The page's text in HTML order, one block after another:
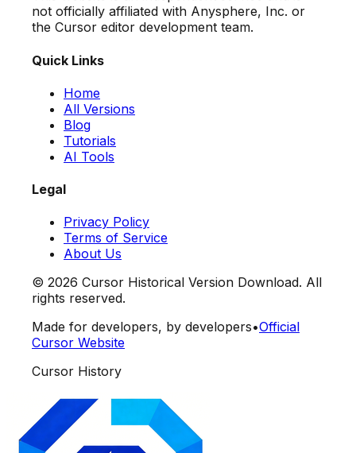
not officially affiliated with Anysphere, Inc. or
the Cursor editor development team.
Quick Links
Home
All Versions
Blog
Tutorials
AI Tools
Legal
Privacy Policy
Terms of Service
About Us
© 2026 Cursor Historical Version Download. All
rights reserved.
Made for developers, by developers•Official
Cursor Website
Cursor History